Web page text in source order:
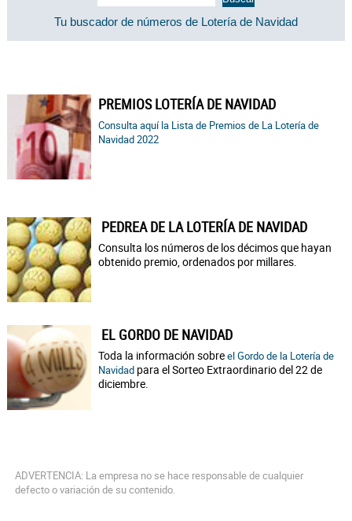
Tu buscador de números de Lotería de Navidad
PREMIOS LOTERÍA DE NAVIDAD
Consulta aquí la Lista de Premios de La Lotería de
Navidad 2022
PEDREA DE LA LOTERÍA DE NAVIDAD
Consulta los números de los décimos que hayan
obtenido premio, ordenados por millares.
EL GORDO DE NAVIDAD
Toda la información sobreel Gordo de la Lotería de
Navidad para el Sorteo Extraordinario del 22 de
diciembre.
ADVERTENCIA: La empresa no se hace responsable de cualquier
defecto o variación de su contenido.